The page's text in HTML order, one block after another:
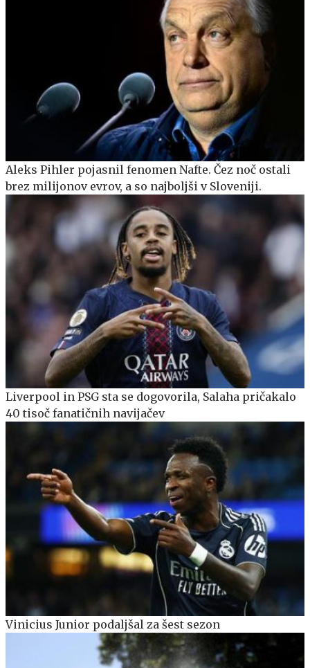
Aleks Pihler pojasnil fenomen Nafte. Čez noč ostali
brez milijonov evrov, a so najboljši v Sloveniji.
Liverpool in PSG sta se dogovorila, Salaha pričakalo
40 tisoč fanatičnih navijačev
Vinicius Junior podaljšal za šest sezon